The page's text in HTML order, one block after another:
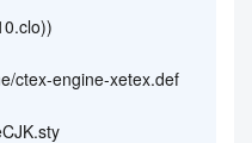
ctex-engine-xetex.def